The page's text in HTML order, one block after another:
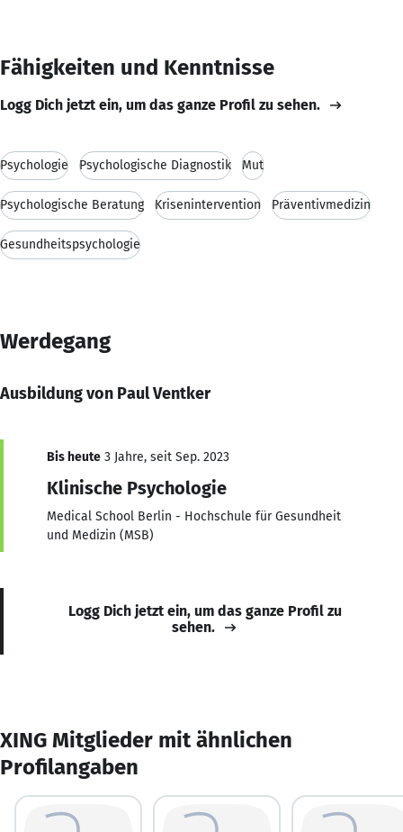
Fähigkeiten und Kenntnisse
Logg Dich jetzt ein, um das ganze Profil zu sehen.
Psychologie Psychologische Diagnostik Mut
Psychologische Beratung Krisenintervention Präventivmedizin
Gesundheitspsychologie
Werdegang
Ausbildung von Paul Ventker
Bis heute 3 Jahre, seit Sep. 2023
Klinische Psychologie
Medical School Berlin - Hochschule für Gesundheit
und Medizin (MSB)
Logg Dich jetzt ein, um das ganze Profil zu
sehen.
XING Mitglieder mit ähnlichen
Profilangaben